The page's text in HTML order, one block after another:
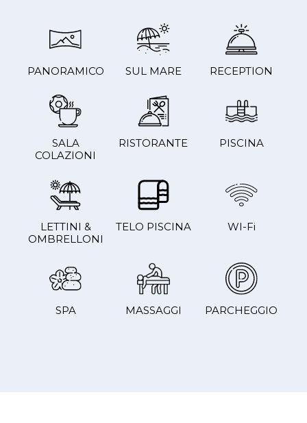
PANORAMICO SUL MARE RECEPTION
SALA
COLAZIONI
RISTORANTE PISCINA
LETTINI &
OMBRELLONI
TELO PISCINA WI-Fi
SPA MASSAGGI PARCHEGGIO